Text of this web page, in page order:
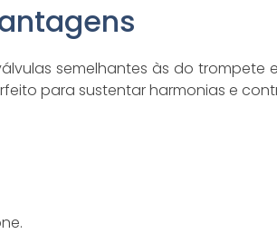
semelhantes às do trompete
para sustentar harmonias e